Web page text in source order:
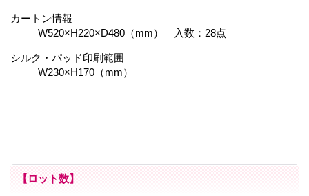
カートン情報
W520×H220×D480（mm） 入数：28点
シルク・パッド印刷範囲
W230×H170（mm）
【ロット数】